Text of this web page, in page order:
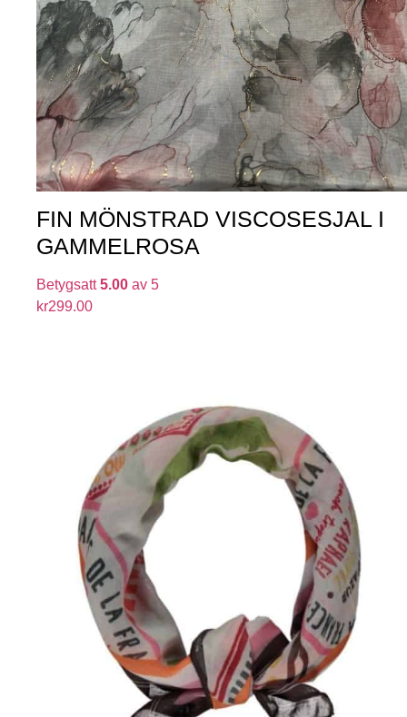
FIN MÖNSTRAD VISCOSESJAL I
GAMMELROSA
Betygsatt5.00 av 5
kr299.00